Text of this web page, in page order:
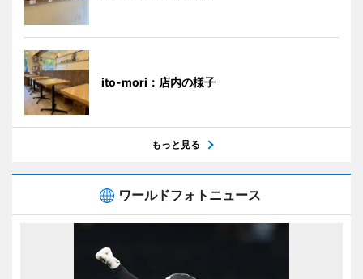
ito-mori：店内の様子
もっと見る
ワールドフォトニュース